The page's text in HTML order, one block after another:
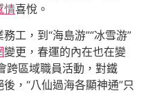
情喜悅。
工，到“海島游”“冰雪游”
變更，春運的內在也在變
跨區域職員活動，對鐵
，“八仙過海各顯神通”只